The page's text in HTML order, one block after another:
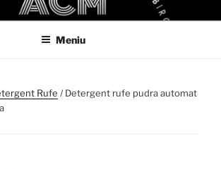
Meniu
Rufe / Detergent rufe pudra automat